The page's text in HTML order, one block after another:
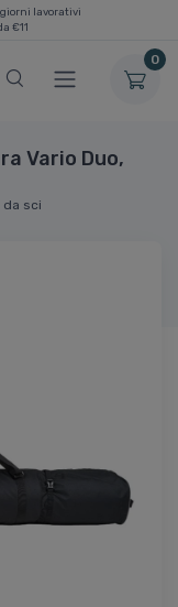
lavorativi
€11
0
Vario Duo,
da sci